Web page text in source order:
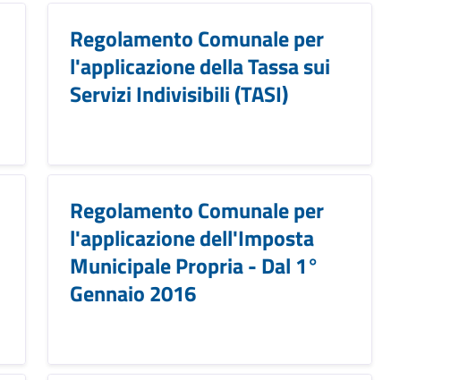
Regolamento Comunale per
l'applicazione della Tassa sui
Servizi Indivisibili (TASI)
Regolamento Comunale per
l'applicazione dell'Imposta
Municipale Propria - Dal 1°
Gennaio 2016